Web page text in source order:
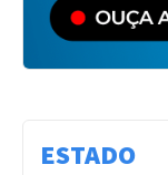
ESTADO